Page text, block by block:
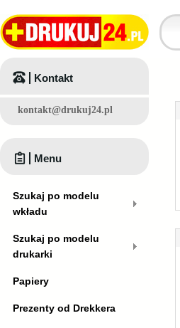
Kontakt
kontakt@drukuj24.pl
Menu
Szukaj po modelu
wkładu
Szukaj po modelu
drukarki
Papiery
Prezenty od Drekkera